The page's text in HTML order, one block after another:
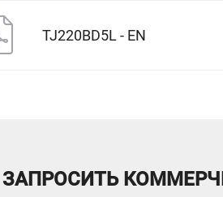
TJ220BD5L - EN
ЗАПРОСИТЬ